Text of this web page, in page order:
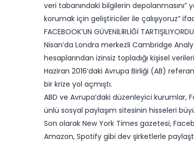
veri tabanındaki bilgilerin depolanmasını”
korumak için geliştiriciler ile çalışıyoruz”
FACEBOOK’UN GÜVENİLİRLİĞİ TARTIŞILIYORDU
Nisan’da Londra merkezli Cambridge
hesaplarından izinsiz topladığı kişisel
Haziran 2016’daki Avrupa Birliği (AB)
bir krize yol açmıştı.
ABD ve Avrupa’daki düzenleyici kurumlar,
ünlü sosyal paylaşım sitesinin hisseleri
Son olarak New York Times gazetesi,
Amazon, Spotify gibi dev şirketlerle